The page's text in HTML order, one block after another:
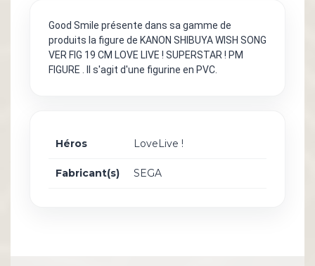
Good Smile présente dans sa gamme de
produits la figure de KANON SHIBUYA WISH SONG
VER FIG 19 CM LOVE LIVE ! SUPERSTAR ! PM
FIGURE . Il s'agit d'une figurine en PVC.
Héros LoveLive !
Fabricant(s) SEGA